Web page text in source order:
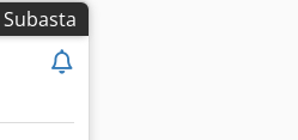
Subasta